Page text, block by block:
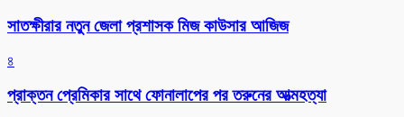
সাতক্ষীরার নতুন জেলা প্রশাসক মিজ কাউসার আজিজ
৪
প্রাক্তন প্রেমিকার সাথে ফোনালাপের পর তরুনের আত্মহত্যা